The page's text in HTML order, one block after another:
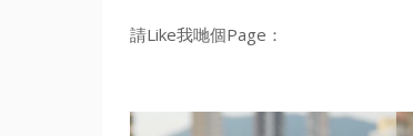
請Like我哋個Page：